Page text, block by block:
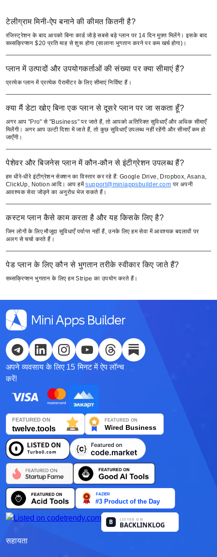
टेलीग्राम मिनी-ऐप बनाने की कीमत कितनी है?
रजिस्ट्रेशन के बाद आपको बिना कार्ड जोड़े सबसे बड़े प्लान पर 14 दिन मुफ़्त मिलेंगे। इसके बाद
सब्सक्रिप्शन $20 प्रति माह से शुरू होगा (सालाना भुगतान करने पर कम खर्च होगा)।
प्लान में उत्पादों और उपयोगकर्ताओं की संख्या पर क्या सीमाएं हैं?
प्रत्येक प्लान में प्रत्येक पैरामीटर के लिए सीमाएं निर्दिष्ट हैं।
क्या मैं डेटा खोए बिना एक प्लान से दूसरे प्लान पर जा सकता हूँ?
अगर आप "Pro" से "Business" पर जाते हैं, तो आपको अतिरिक्त सुविधाएँ और अधिक सीमाएँ
मिलेंगी। अगर आप उल्टी दिशा में जाते हैं, तो कुछ सुविधाएँ उपलब्ध नहीं रहेंगी और सीमाएँ कम हो
जाएँगी।
पेशेवर और बिजनेस प्लान में कौन-कौन से इंटीग्रेशन उपलब्ध हैं?
हम धीरे-धीरे इंटीग्रेशन सेक्शन का विस्तार कर रहे हैं: Google Drive, Dropbox, Asana,
ClickUp, Notion आदि। आप हमेंsupport@miniappsbuilder.com पर अपनी
आवश्यक सेवा जोड़ने का अनुरोध भेज सकते हैं।
कस्टम प्लान कैसे काम करता है और यह किसके लिए है?
जिन लोगों के लिए मौजूदा सुविधाएँ पर्याप्त नहीं हैं, उनके लिए हम सेवा में आवश्यक बदलावों पर
अलग से चर्चा करते हैं।
पेड प्लान के लिए कौन से भुगतान तरीके स्वीकार किए जाते हैं?
सब्सक्रिप्शन भुगतान के लिए हम Stripe का उपयोग करते हैं।
अपने व्यवसाय के लिए 15 मिनट में ऐप लॉन्च
करें!
सहायता
Кыргызча
Русский
Қазақша
О'zbek
Español
Українська
한국어
Français
Nederlands
Português
Polski
हिन्दी
Bahasa Indonesia